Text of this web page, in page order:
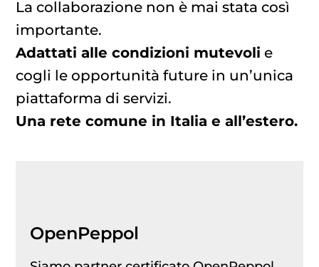
La collaborazione non è mai stata così
importante.
Adattati alle condizioni mutevoli e
cogli le opportunità future in un’unica
piattaforma di servizi.
Una rete comune in Italia e all’estero.
OpenPeppol